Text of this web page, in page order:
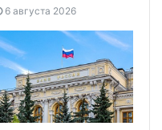
6 августа 2026